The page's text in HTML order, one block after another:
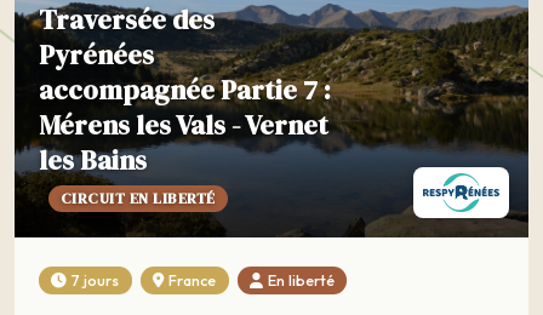
Traversée des
Pyrénées
accompagnée Partie 7 :
Mérens les Vals - Vernet
les Bains
CIRCUIT EN LIBERTÉ
7 jours France En liberté